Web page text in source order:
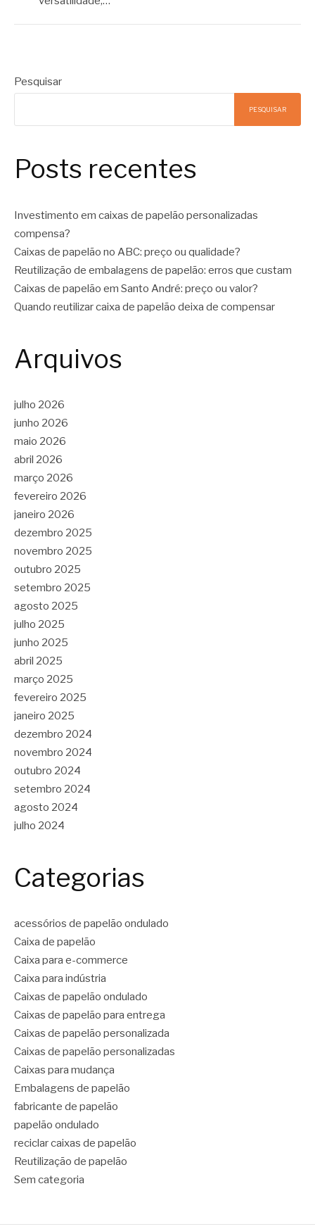
Pesquisar
PESQUISAR
Posts recentes
Investimento em caixas de papelão personalizadas
compensa?
Caixas de papelão no ABC: preço ou qualidade?
Reutilização de embalagens de papelão: erros que custam
Caixas de papelão em Santo André: preço ou valor?
Quando reutilizar caixa de papelão deixa de compensar
Arquivos
julho 2026
junho 2026
maio 2026
abril 2026
março 2026
fevereiro 2026
janeiro 2026
dezembro 2025
novembro 2025
outubro 2025
setembro 2025
agosto 2025
julho 2025
junho 2025
abril 2025
março 2025
fevereiro 2025
janeiro 2025
dezembro 2024
novembro 2024
outubro 2024
setembro 2024
agosto 2024
julho 2024
Categorias
acessórios de papelão ondulado
Caixa de papelão
Caixa para e-commerce
Caixa para indústria
Caixas de papelão ondulado
Caixas de papelão para entrega
Caixas de papelão personalizada
Caixas de papelão personalizadas
Caixas para mudança
Embalagens de papelão
fabricante de papelão
papelão ondulado
reciclar caixas de papelão
Reutilização de papelão
Sem categoria